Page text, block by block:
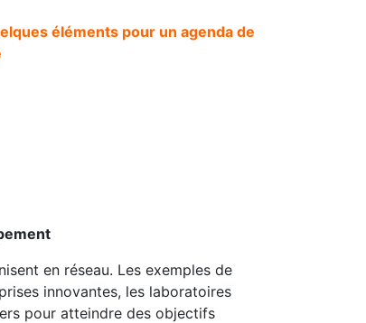
éléments pour un agenda de
en réseau. Les exemples de
innovantes, les laboratoires
pour atteindre des objectifs